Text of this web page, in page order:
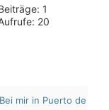
1
20
mir in Puerto de